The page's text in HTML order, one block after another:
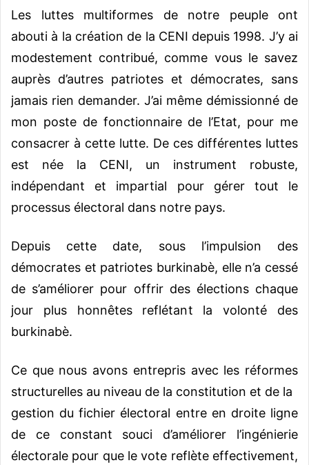
Les luttes multiformes de notre peuple ont
abouti à la création de la CENI depuis 1998. J’y ai
modestement contribué, comme vous le savez
auprès d’autres patriotes et démocrates, sans
jamais rien demander. J’ai même démissionné de
mon poste de fonctionnaire de l’Etat, pour me
consacrer à cette lutte. De ces différentes luttes
est née la CENI, un instrument robuste,
indépendant et impartial pour gérer tout le
processus électoral dans notre pays.
Depuis cette date, sous l’impulsion des
démocrates et patriotes burkinabè, elle n’a cessé
de s’améliorer pour offrir des élections chaque
jour plus honnêtes reflétant la volonté des
burkinabè.
Ce que nous avons entrepris avec les réformes
structurelles au niveau de la constitution et de la
gestion du fichier électoral entre en droite ligne
de ce constant souci d’améliorer l’ingénierie
électorale pour que le vote reflète effectivement,